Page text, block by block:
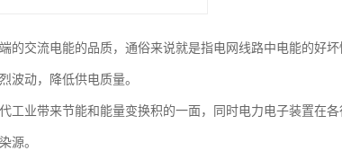
的交流电能的品质，通俗来说就是指电网线路中电能的好
波动，降低供电质量。
工业带来节能和能量变换积的一面，同时电力电子装置在
源。